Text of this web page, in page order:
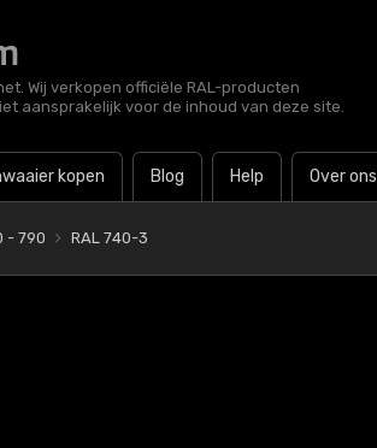
Wij verkopen officiële RAL-producten
aansprakelijk voor de inhoud van deze site.
kopen Blog Help Over ons
- 790 RAL 740-3